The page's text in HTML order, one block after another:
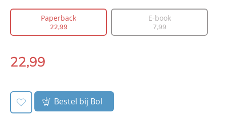
Vertaler:
Valérie Janssen
Aantal pagina's:
368
Verschijningsdatum:
Paperback
22,99
E-book
7,99
Paperback:
22,99
Bestel bij Bol